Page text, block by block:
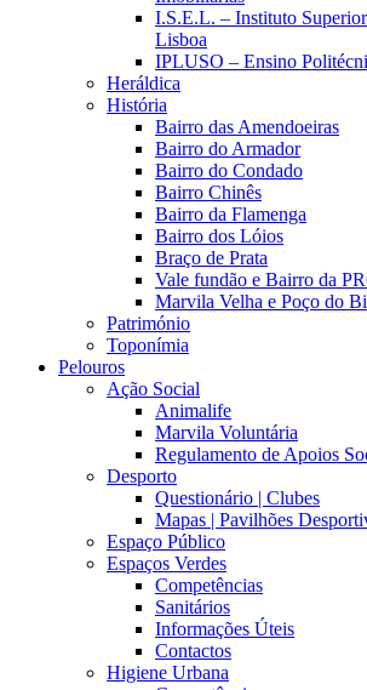
I.S.E.L. – Instituto
Lisboa
IPLUSO – Ensino
Heráldica
História
Bairro das Amendoeiras
Bairro do Armador
Bairro do Condado
Bairro Chinês
Bairro da Flamenga
Bairro dos Lóios
Braço de Prata
Vale fundão e Bairro da
Marvila Velha e Poço do
Património
Toponímia
Pelouros
Ação Social
Animalife
Marvila Voluntária
Regulamento de Apoios
Desporto
Questionário | Clubes
Mapas | Pavilhões
Espaço Público
Espaços Verdes
Competências
Sanitários
Informações Úteis
Contactos
Higiene Urbana